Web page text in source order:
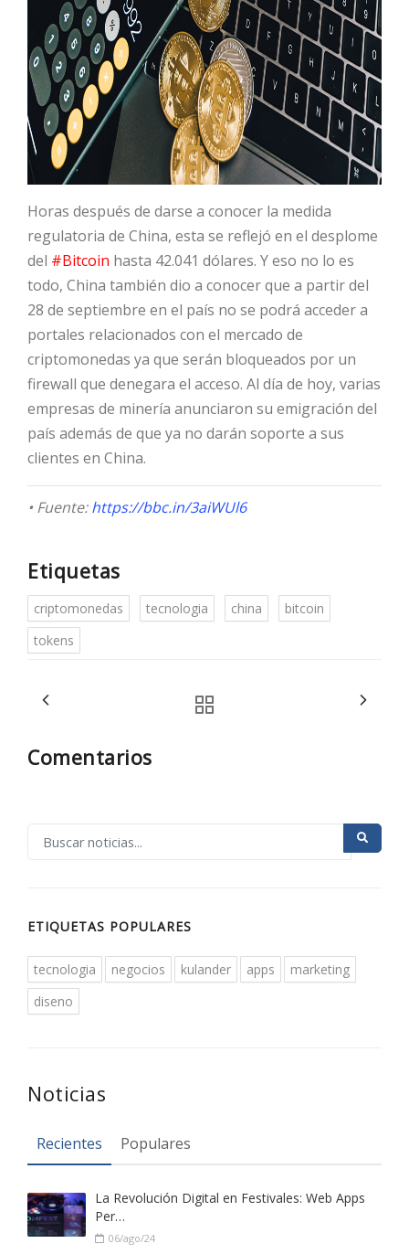
Horas después de darse a conocer la medida
regulatoria de China, esta se reflejó en el desplome
del #Bitcoin hasta 42.041 dólares. Y eso no lo es
todo, China también dio a conocer que a partir del
28 de septiembre en el país no se podrá acceder a
portales relacionados con el mercado de
criptomonedas ya que serán bloqueados por un
firewall que denegara el acceso. Al día de hoy, varias
empresas de minería anunciaron su emigración del
país además de que ya no darán soporte a sus
clientes en China.
• Fuente:https://bbc.in/3aiWUl6
Etiquetas
criptomonedas tecnologia china
bitcoin
tokens
Comentarios
ETIQUETAS POPULARES
tecnologia negocios kulander apps
marketing
diseno
Noticias
Recientes Populares
La Revolución Digital en Festivales: Web Apps
Per…
06/ago/24